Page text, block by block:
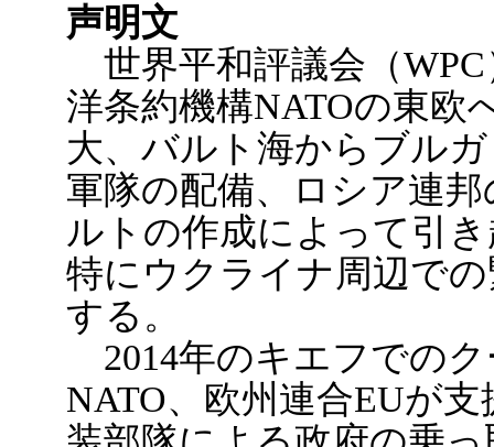
声明文
世界平和評議会（
洋条約機構NATOの東欧
大、バルト海からブル
軍隊の配備、ロシア連
ルトの作成によって引
特にウクライナ周辺で
する。
2014年のキエフでの
NATO、欧州連合EUが